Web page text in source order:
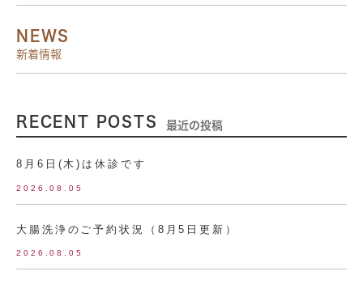
NEWS
新着情報
RECENT POSTS 最近の投稿
8月6日(木)は休診です
2026.08.05
大腸洗浄のご予約状況（8月5日更新）
2026.08.05